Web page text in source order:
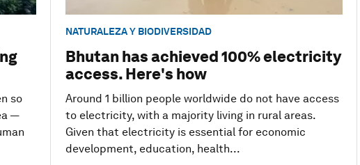
so
—
NATURALEZA Y BIODIVERSIDAD
Bhutan has achieved 100% electricity
access. Here's how
Around 1 billion people worldwide do not have access
to electricity, with a majority living in rural areas.
Given that electricity is essential for economic
development, education, health...